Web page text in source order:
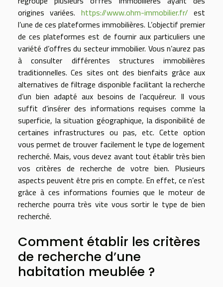
origines variées. https://www.ohm-immobilier.fr/ est
l’une de ces plateformes immobilières. L’objectif premier
de ces plateformes est de fournir aux particuliers une
variété d’offres du secteur immobilier. Vous n’aurez pas
à consulter différentes structures immobilières
traditionnelles. Ces sites ont des bienfaits grâce aux
alternatives de filtrage disponible facilitant la recherche
d’un bien adapté aux besoins de l’acquéreur. Il vous
suffit d’insérer des informations requises comme la
superficie, la situation géographique, la disponibilité de
certaines infrastructures ou pas, etc. Cette option
vous permet de trouver facilement le type de logement
recherché. Mais, vous devez avant tout établir très bien
vos critères de recherche de votre bien. Plusieurs
aspects peuvent être pris en compte. En effet, ce n’est
grâce à ces informations fournies que le moteur de
recherche pourra très vite vous sortir le type de bien
recherché.
Comment établir les critères
de recherche d’une
habitation meublée ?